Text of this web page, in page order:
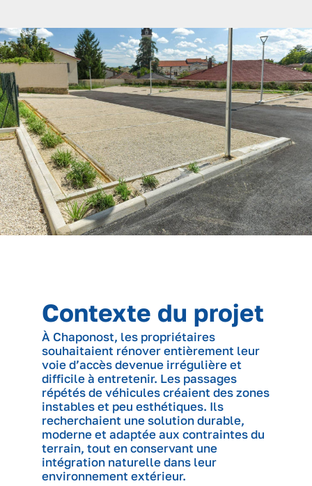
Contexte du projet
À Chaponost, les propriétaires
souhaitaient rénover entièrement leur
voie d’accès devenue irrégulière et
difficile à entretenir. Les passages
répétés de véhicules créaient des zones
instables et peu esthétiques. Ils
recherchaient une solution durable,
moderne et adaptée aux contraintes du
terrain, tout en conservant une
intégration naturelle dans leur
environnement extérieur.